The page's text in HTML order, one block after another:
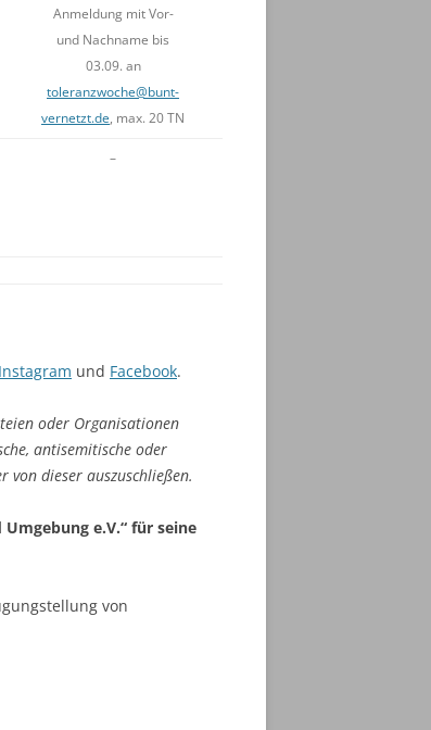
Anmeldung mit Vor-
und Nachname bis
03.09. an
toleranzwoche@bunt-
vernetzt.de, max. 20 TN
–
Instagram und Facebook.
oder Organisationen
antisemitische oder
von dieser auszuschließen.
e.V.“ für seine
von